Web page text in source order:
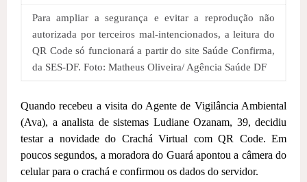
Para ampliar a segurança e evitar a reprodução não
autorizada por terceiros mal-intencionados, a leitura do
QR Code só funcionará a partir do site Saúde Confirma,
da SES-DF. Foto: Matheus Oliveira/ Agência Saúde DF
Quando recebeu a visita do Agente de Vigilância Ambiental
(Ava), a analista de sistemas Ludiane Ozanam, 39, decidiu
testar a novidade do Crachá Virtual com QR Code. Em
poucos segundos, a moradora do Guará apontou a câmera do
celular para o crachá e confirmou os dados do servidor.